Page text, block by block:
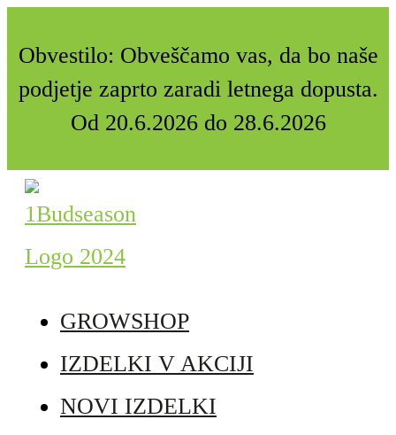
Obvestilo: Obveščamo vas, da bo naše
podjetje zaprto zaradi letnega dopusta.
Od 20.6.2026 do 28.6.2026
GROWSHOP
IZDELKI V AKCIJI
NOVI IZDELKI